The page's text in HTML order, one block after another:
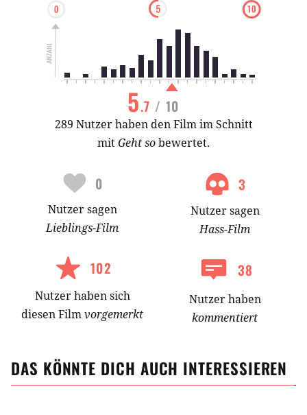
5.7 / 10
289 Nutzer haben den Film im Schnitt
mitGeht sobewertet.
0
Nutzersagen
Lieblings-Film
3
Nutzersagen
Hass-Film
102
Nutzerhabensich
diesen Filmvorgemerkt
38
Nutzer haben
kommentiert
DAS KÖNNTE DICH AUCH INTERESSIEREN